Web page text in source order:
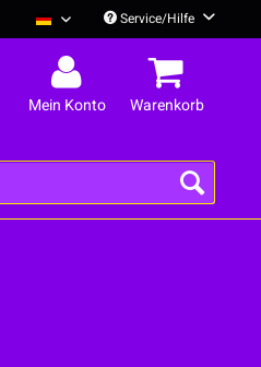
Deine Cousine Deutsch
Service/Hilfe
Mein Konto Warenkorb